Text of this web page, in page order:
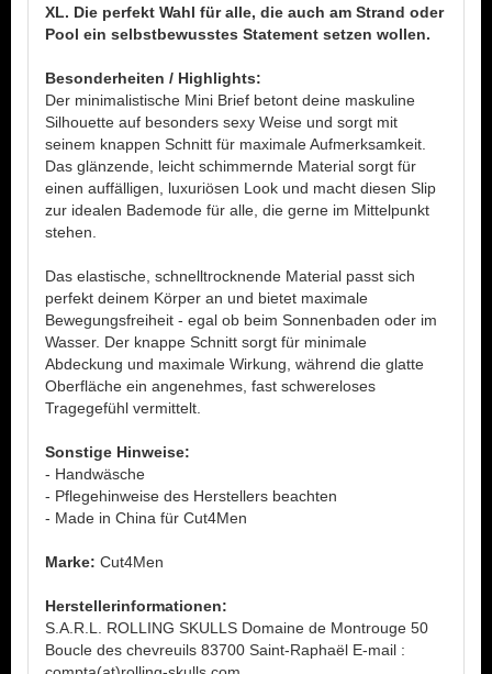
XL. Die perfekt Wahl für alle, die auch am Strand oder
Pool ein selbstbewusstes Statement setzen wollen.
Besonderheiten / Highlights:
Der minimalistische Mini Brief betont deine maskuline
Silhouette auf besonders sexy Weise und sorgt mit
seinem knappen Schnitt für maximale Aufmerksamkeit.
Das glänzende, leicht schimmernde Material sorgt für
einen auffälligen, luxuriösen Look und macht diesen Slip
zur idealen Bademode für alle, die gerne im Mittelpunkt
stehen.
Das elastische, schnelltrocknende Material passt sich
perfekt deinem Körper an und bietet maximale
Bewegungsfreiheit - egal ob beim Sonnenbaden oder im
Wasser. Der knappe Schnitt sorgt für minimale
Abdeckung und maximale Wirkung, während die glatte
Oberfläche ein angenehmes, fast schwereloses
Tragegefühl vermittelt.
Sonstige Hinweise:
- Handwäsche
- Pflegehinweise des Herstellers beachten
- Made in China für Cut4Men
Marke: Cut4Men
Herstellerinformationen:
S.A.R.L. ROLLING SKULLS Domaine de Montrouge 50
Boucle des chevreuils 83700 Saint-Raphaël E-mail :